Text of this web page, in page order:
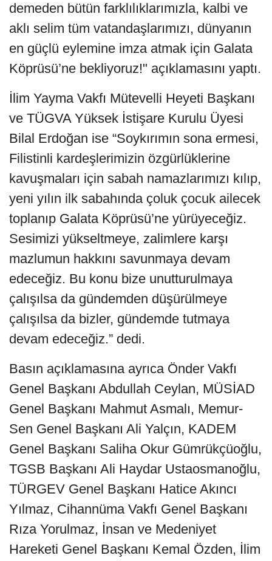
demeden bütün farklılıklarımızla, kalbi ve
aklı selim tüm vatandaşlarımızı, dünyanın
en güçlü eylemine imza atmak için Galata
Köprüsü’ne bekliyoruz!" açıklamasını yaptı.
İlim Yayma Vakfı Mütevelli Heyeti Başkanı
ve TÜGVA Yüksek İstişare Kurulu Üyesi
Bilal Erdoğan ise “Soykırımın sona ermesi,
Filistinli kardeşlerimizin özgürlüklerine
kavuşmaları için sabah namazlarımızı kılıp,
yeni yılın ilk sabahında çoluk çocuk ailecek
toplanıp Galata Köprüsü’ne yürüyeceğiz.
Sesimizi yükseltmeye, zalimlere karşı
mazlumun hakkını savunmaya devam
edeceğiz. Bu konu bize unutturulmaya
çalışılsa da gündemden düşürülmeye
çalışılsa da bizler, gündemde tutmaya
devam edeceğiz.” dedi.
Basın açıklamasına ayrıca Önder Vakfı
Genel Başkanı Abdullah Ceylan, MÜSİAD
Genel Başkanı Mahmut Asmalı, Memur-
Sen Genel Başkanı Ali Yalçın, KADEM
Genel Başkanı Saliha Okur Gümrükçüoğlu,
TGSB Başkanı Ali Haydar Ustaosmanoğlu,
TÜRGEV Genel Başkanı Hatice Akıncı
Yılmaz, Cihannüma Vakfı Genel Başkanı
Rıza Yorulmaz, İnsan ve Medeniyet
Hareketi Genel Başkanı Kemal Özden, İlim